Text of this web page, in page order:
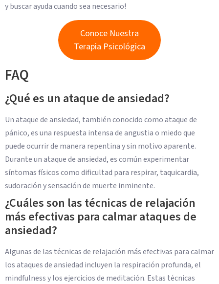
y buscar ayuda cuando sea necesario!
Conoce Nuestra
Terapia Psicológica
FAQ
¿Qué es un ataque de ansiedad?
Un ataque de ansiedad, también conocido como ataque de
pánico, es una respuesta intensa de angustia o miedo que
puede ocurrir de manera repentina y sin motivo aparente.
Durante un ataque de ansiedad, es común experimentar
síntomas físicos como dificultad para respirar, taquicardia,
sudoración y sensación de muerte inminente.
¿Cuáles son las técnicas de relajación
más efectivas para calmar ataques de
ansiedad?
Algunas de las técnicas de relajación más efectivas para calmar
los ataques de ansiedad incluyen la respiración profunda, el
mindfulness y los ejercicios de meditación. Estas técnicas